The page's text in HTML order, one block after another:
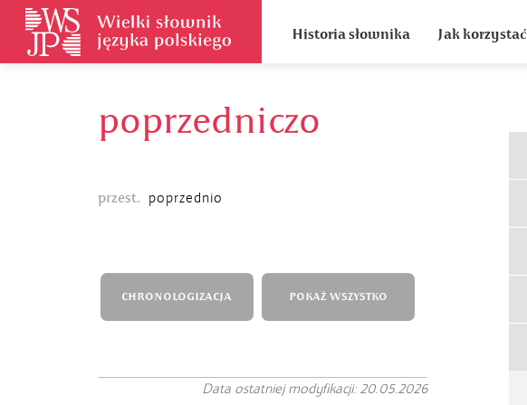
Historia słownika Jak korzystać
poprzedniczo
przest. poprzednio
CHRONOLOGIZACJA POKAŻ WSZYSTKO
Data ostatniej modyfikacji: 20.05.2026